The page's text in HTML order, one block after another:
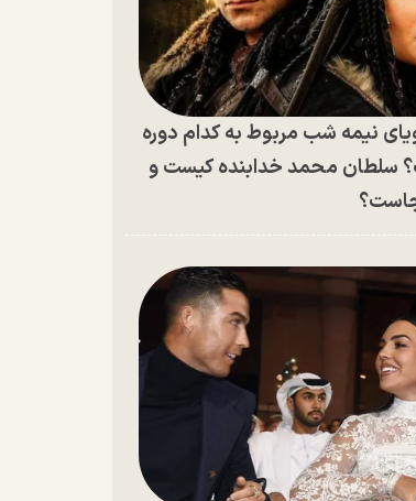
نیمه شب مربوط به کدام دوره
سلطان محمد خدابنده کیست و